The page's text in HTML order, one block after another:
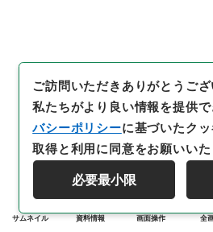
サムネイル 資料情報 画面操作 全
ご訪問いただきありがとうござ
私たちがより良い情報を提供で
バシーポリシーに基づいたク
取得と利用に同意をお願いいた
必要最小限